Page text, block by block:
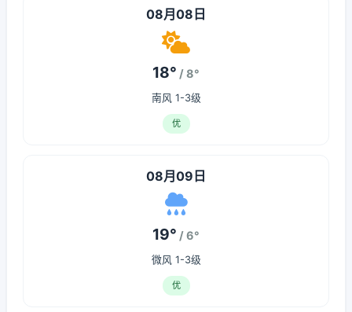
08月08日
18° / 8°
南风 1-3级
优
08月09日
19° / 6°
微风 1-3级
优